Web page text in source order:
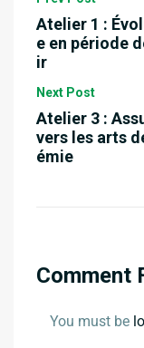
Atelier 1 :
e en période
ir
Next Post
Atelier 3 :
vers les arts
émie
Comment
You must be